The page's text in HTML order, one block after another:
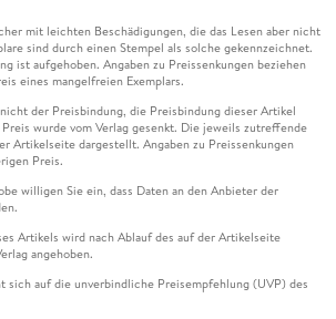
mit leichten Beschädigungen, die das Lesen aber nicht
sind durch einen Stempel als solche gekennzeichnet.
ist aufgehoben. Angaben zu Preissenkungen beziehen
eines mangelfreien Exemplars.
der Preisbindung, die Preisbindung dieser Artikel
wurde vom Verlag gesenkt. Die jeweils zutreffende
Artikelseite dargestellt. Angaben zu Preissenkungen
Preis.
willigen Sie ein, dass Daten an den Anbieter der
Artikels wird nach Ablauf des auf der Artikelseite
angehoben.
sich auf die unverbindliche Preisempfehlung (UVP) des